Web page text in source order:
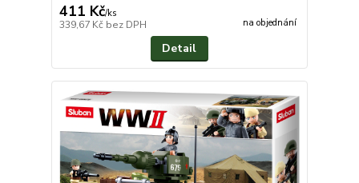
411 Kč/ks
339,67 Kč bez DPH na objednání
Detail